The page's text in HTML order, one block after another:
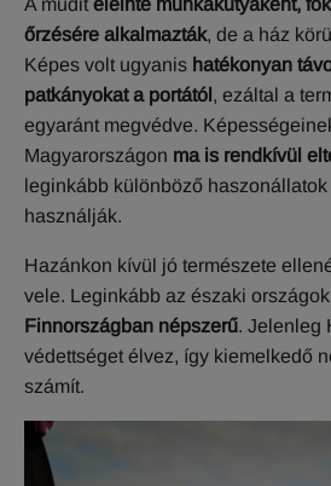
A mudit eleinte munkakutyaként,
őrzésére alkalmazták, de a ház
Képes volt ugyanis hatékonyan
patkányokat a portától , ezáltal a
egyaránt megvédve.
Magyarországon ma is rendkívül
leginkább különböző
használják.
Hazánkon kívül jó természete
vele. Leginkább az északi
Finnországban népszerű. Jelenleg
védettséget élvez, így kiemelkedő
számít.